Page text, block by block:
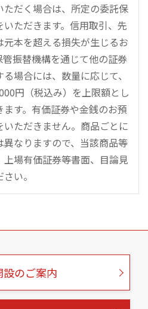
だく場合は、所定の委託保
ただきます。信用取引、先
本を超える損失が生じるお
振替機構を通じて他の証券
場合には、数量に応じて、
円（税込み）を上限額とし
す。有価証券や金銭のお預
ただきません。商品ごとに
なりますので、当該商品等
場有価証券等書面、目論見
い。
設のご案内